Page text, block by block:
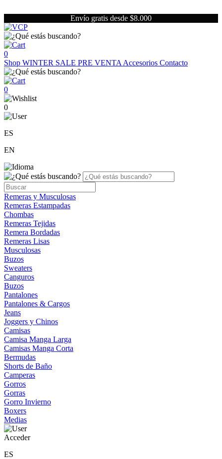
Envío gratis desde $8.000
0
Shop WINTER SALE PRE VENTA Accesorios Contacto
0
0
ES
EN
Remeras y Musculosas
Remeras Estampadas
Chombas
Remeras Tejidas
Remera Bordadas
Remeras Lisas
Musculosas
Buzos
Sweaters
Canguros
Buzos
Pantalones
Pantalones & Cargos
Jeans
Joggers y Chinos
Camisas
Camisa Manga Larga
Camisas Manga Corta
Bermudas
Shorts de Baño
Camperas
Gorros
Gorras
Gorro Invierno
Boxers
Medias
Acceder
ES